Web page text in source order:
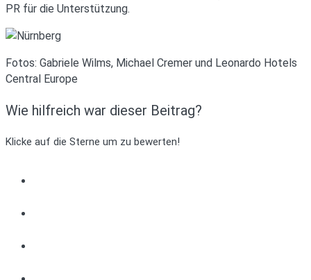
PR für die Unterstützung.
Fotos: Gabriele Wilms, Michael Cremer und Leonardo Hotels
Central Europe
Wie hilfreich war dieser Beitrag?
Klicke auf die Sterne um zu bewerten!